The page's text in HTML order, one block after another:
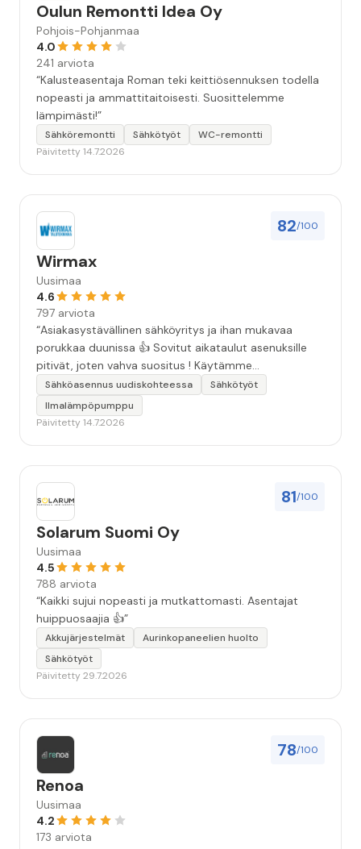
Oulun Remontti Idea Oy
Pohjois-Pohjanmaa
4.0
241 arviota
“Kalusteasentaja Roman teki keittiösennuksen todella
nopeasti ja ammattitaitoisesti. Suosittelemme
lämpimästi!”
Sähköremontti Sähkötyöt
WC-remontti
Päivitetty 14.7.2026
82/100
Wirmax
Uusimaa
4.6
797 arviota
“Asiakasystävällinen sähköyritys ja ihan mukavaa
porukkaa duunissa 👍 Sovitut aikataulut asenuksille
pitivät, joten vahva suositus ! Käytämme
seuraavallakin kerralla!”
Sähköasennus uudiskohteessa
Sähkötyöt
Ilmalämpöpumppu
Päivitetty 14.7.2026
81/100
Solarum Suomi Oy
Uusimaa
4.5
788 arviota
“Kaikki sujui nopeasti ja mutkattomasti. Asentajat
huippuosaajia 👍”
Akkujärjestelmät
Aurinkopaneelien huolto
Sähkötyöt
Päivitetty 29.7.2026
78/100
Renoa
Uusimaa
4.2
173 arviota